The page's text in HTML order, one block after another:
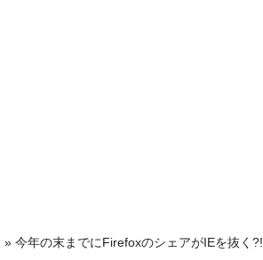
» 今年の末までにFirefoxのシェアがIEを抜く?!